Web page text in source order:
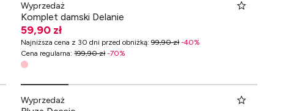
Wyprzedaż
Komplet damski Delanie
59,90 zł
Najniższa cena z 30 dni przed obniżką:99,90 zł-40%
Cena regularna:199,90 zł-70%
Wyprzedaż